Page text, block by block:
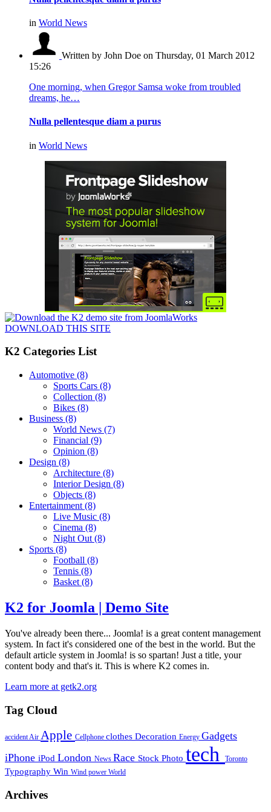
in World News
Written by John Doe on Thursday, 01 March 2012
15:26
One morning, when Gregor Samsa woke from troubled
dreams, he…
Nulla pellentesque diam a purus
in World News
DOWNLOAD THIS SITE
K2 Categories List
Automotive (8)
Sports Cars (8)
Collection (8)
Bikes (8)
Business (8)
World News (7)
Financial (9)
Opinion (8)
Design (8)
Architecture (8)
Interior Design (8)
Objects (8)
Entertainment (8)
Live Music (8)
Cinema (8)
Night Out (8)
Sports (8)
Football (8)
Tennis (8)
Basket (8)
K2 for Joomla | Demo Site
You've already been there... Joomla! is a great content management
system. In fact it's considered one of the best in the world. But the
default article system in Joomla! is so spartan! Just a title, your
content body and that's it. This is where K2 comes in.
Learn more at getk2.org
Tag Cloud
accidentAir Apple Cellphone clothes Decoration Energy Gadgets
iPhone iPod London News Race Stock Photo tech Toronto
Typography Win Wind power World
Archives